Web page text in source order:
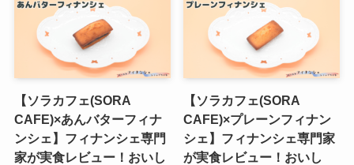
【ソラカフェ(SORA
CAFE)×あんバターフィナ
ンシェ】フィナンシェ専門
家が実食レビュー！おいし
【ソラカフェ(SORA
CAFE)×プレーンフィナン
シェ】フィナンシェ専門家
が実食レビュー！おいし